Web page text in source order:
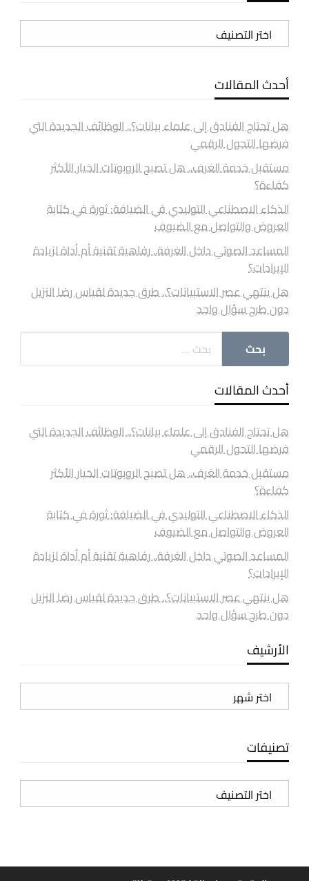
تصنيفات
أحدث المقالات
هل تحتاج الفنادق إلى علماء بيانات؟.. الوظائف الجديدة التي
فرضها التحول الرقمي
مستقبل خدمة الغرف.. هل تصبح الروبوتات الخيار الأكثر
كفاءة؟
الذكاء الاصطناعي التوليدي في الضيافة: ثورة في كتابة
العروض والتواصل مع الضيوف
المساعد الصوتي داخل الغرفة.. رفاهية تقنية أم أداة لزيادة
الإيرادات؟
هل ينتهي عصر الاستبيانات؟.. طرق جديدة لقياس رضا النزيل
دون طرح سؤال واحد
أحدث المقالات
هل تحتاج الفنادق إلى علماء بيانات؟.. الوظائف الجديدة التي
فرضها التحول الرقمي
مستقبل خدمة الغرف.. هل تصبح الروبوتات الخيار الأكثر
كفاءة؟
الذكاء الاصطناعي التوليدي في الضيافة: ثورة في كتابة
العروض والتواصل مع الضيوف
المساعد الصوتي داخل الغرفة.. رفاهية تقنية أم أداة لزيادة
الإيرادات؟
هل ينتهي عصر الاستبيانات؟.. طرق جديدة لقياس رضا النزيل
دون طرح سؤال واحد
الأرشيف
الأرشيف
تصنيفات
تصنيفات